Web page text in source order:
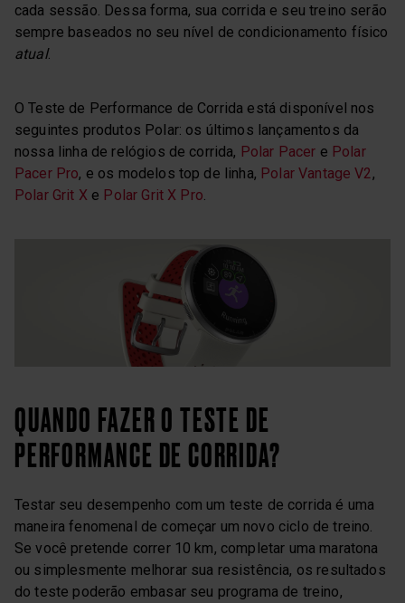
cada sessão. Dessa forma, sua corrida e seu treino serão
sempre baseados no seu nível de condicionamento físico
atual.
O Teste de Performance de Corrida está disponível nos
seguintes produtos Polar: os últimos lançamentos da
nossa linha de relógios de corrida, Polar Pacer e Polar
Pacer Pro, e os modelos top de linha, Polar Vantage V2,
Polar Grit X e Polar Grit X Pro.
QUANDO FAZER O TESTE DE
PERFORMANCE DE CORRIDA?
Testar seu desempenho com um teste de corrida é uma
maneira fenomenal de começar um novo ciclo de treino.
Se você pretende correr 10 km, completar uma maratona
ou simplesmente melhorar sua resistência, os resultados
do teste poderão embasar seu programa de treino,